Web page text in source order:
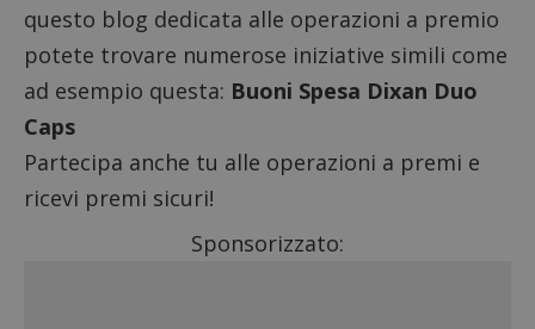
questo blog dedicata alle operazioni a premio
potete trovare numerose iniziative simili come
ad esempio questa: Buoni Spesa Dixan Duo
Caps
Partecipa anche tu alle operazioni a premi e
ricevi premi sicuri!
Sponsorizzato: